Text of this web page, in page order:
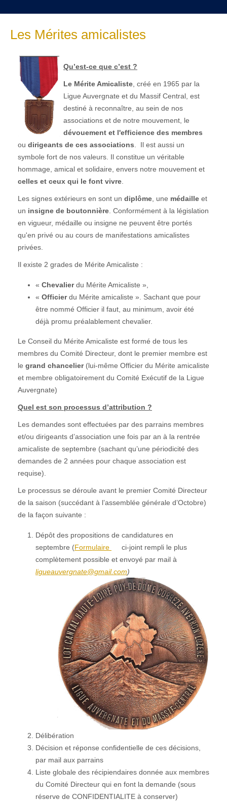
Les Mérites amicalistes
Qu’est-ce que c’est ?
Le Mérite Amicaliste , créé en 1965 par la
Ligue Auvergnate et du Massif Central, est
destiné à reconnaître, au sein de nos
associations et de notre mouvement, le
dévouement et l'efficience des membres
ou dirigeants de ces associations . Il est aussi un
symbole fort de nos valeurs. Il constitue un véritable
hommage, amical et solidaire, envers notre mouvement et
celles et ceux qui le font vivre
Les signes extérieurs en sont un diplôme , une médaille et
un insigne de boutonnière . Conformément à la législation
en vigueur, médaille ou insigne ne peuvent être portés
qu'en privé ou au cours de manifestations amicalistes
privées.
Il existe 2 grades de Mérite Amicaliste :
« Chevalierdu Mérite Amicaliste »,
« Officierdu Mérite amicaliste ». Sachant que pour
être nommé Officier il faut, au minimum, avoir été
déjà promu préalablement chevalier.
Le Conseil du Mérite Amicaliste est formé de tous les
membres du Comité Directeur, dont le premier membre est
le grand chancelier(lui-même Officier du Mérite amicaliste
et membre obligatoirement du Comité Exécutif de la Ligue
Auvergnate)
Quel est son processus d’attribution ?
Les demandes sont effectuées par des parrains membres
et/ou dirigeants d’association une fois par an à la rentrée
amicaliste de septembre (sachant qu’une périodicité des
demandes de 2 années pour chaque association est
requise).
Le processus se déroule avant le premier Comité Directeur
de la saison (succédant à l’assemblée générale d’Octobre)
de la façon suivante :
Dépôt des propositions de candidatures en
septembre (Formulaire
ci-joint rempli le plus
complètement possible et envoyé par mail à
ligueauvergnate@gmail.com)
Délibération
Décision et réponse confidentielle de ces décisions,
par mail aux parrains
Liste globale des récipiendaires donnée aux membres
du Comité Directeur qui en font la demande (sous
réserve de CONFIDENTIALITE à conserver)